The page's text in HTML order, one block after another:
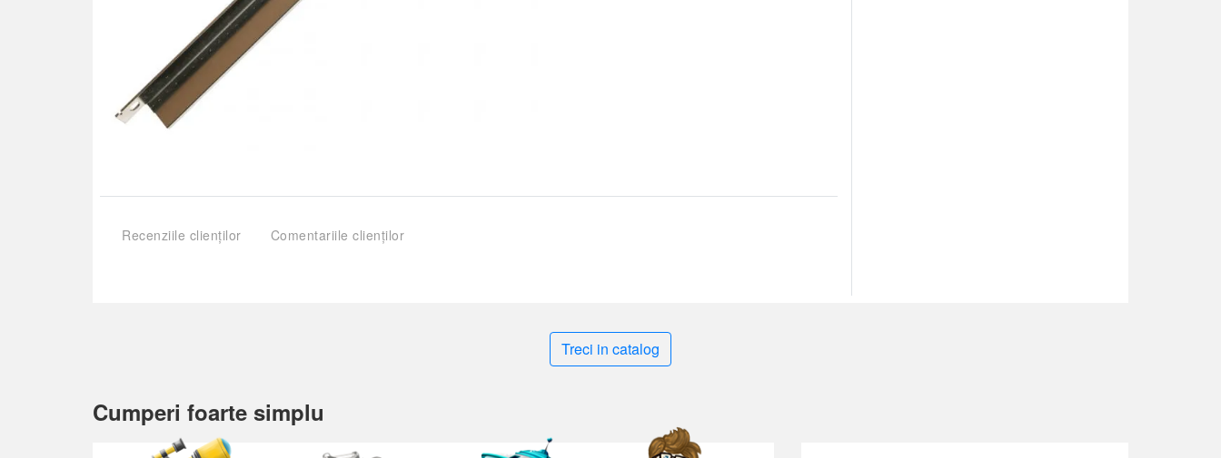
Recenziile clienților Comentariile clienților
Treci in catalog
Cumperi foarte simplu